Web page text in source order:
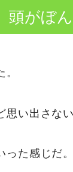
がぼ
い出さない
た感じだ。